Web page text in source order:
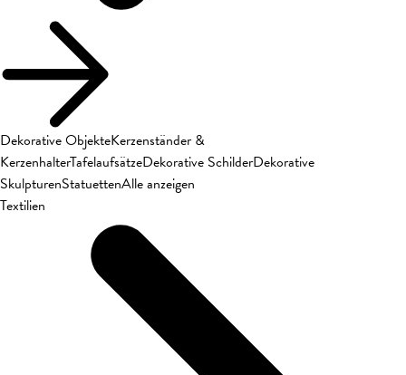
Dekorative ObjekteKerzenständer &
KerzenhalterTafelaufsätzeDekorative SchilderDekorative
SkulpturenStatuettenAlle anzeigen
Textilien